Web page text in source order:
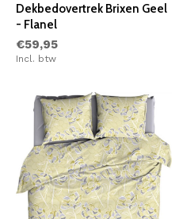
Dekbedovertrek Brixen Geel
- Flanel
€59,95
Incl. btw